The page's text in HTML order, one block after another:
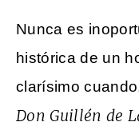
Nunca es
histórica de un
clarísimo
Don Guillén de